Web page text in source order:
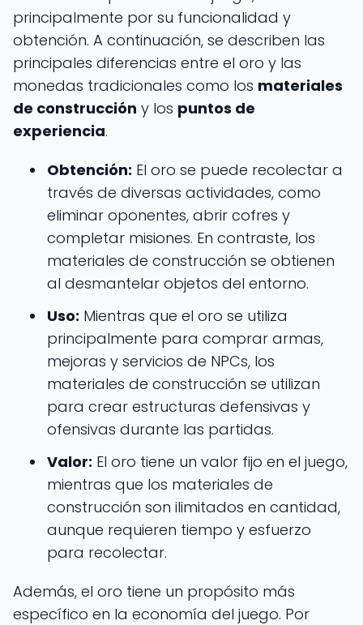
principalmente por su funcionalidad y
obtención. A continuación, se describen las
principales diferencias entre el oro y las
monedas tradicionales como los materiales
de construcción y los puntos de
experiencia.
Obtención: El oro se puede recolectar a
través de diversas actividades, como
eliminar oponentes, abrir cofres y
completar misiones. En contraste, los
materiales de construcción se obtienen
al desmantelar objetos del entorno.
Uso: Mientras que el oro se utiliza
principalmente para comprar armas,
mejoras y servicios de NPCs, los
materiales de construcción se utilizan
para crear estructuras defensivas y
ofensivas durante las partidas.
Valor: El oro tiene un valor fijo en el juego,
mientras que los materiales de
construcción son ilimitados en cantidad,
aunque requieren tiempo y esfuerzo
para recolectar.
Además, el oro tiene un propósito más
específico en la economía del juego. Por